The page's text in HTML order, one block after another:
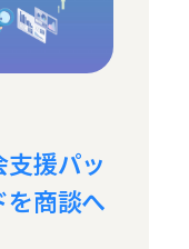
援パッ
商談へ